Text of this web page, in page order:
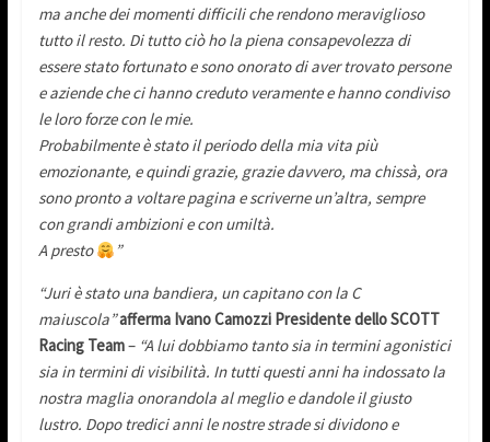
ma anche dei momenti difficili che rendono meraviglioso
tutto il resto. Di tutto ciò ho la piena consapevolezza di
essere stato fortunato e sono onorato di aver trovato persone
e aziende che ci hanno creduto veramente e hanno condiviso
le loro forze con le mie.
Probabilmente è stato il periodo della mia vita più
emozionante, e quindi grazie, grazie davvero, ma chissà, ora
sono pronto a voltare pagina e scriverne un’altra, sempre
con grandi ambizioni e con umiltà.
A presto
”
“Juri è stato una bandiera, un capitano con la C
maiuscola”afferma Ivano Camozzi Presidente dello SCOTT
Racing Team– “A lui dobbiamo tanto sia in termini agonistici
sia in termini di visibilità. In tutti questi anni ha indossato la
nostra maglia onorandola al meglio e dandole il giusto
lustro. Dopo tredici anni le nostre strade si dividono e